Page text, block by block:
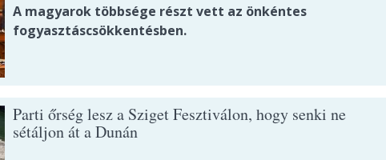
A magyarok többsége részt vett az önkéntes
fogyasztáscsökkentésben.
Parti őrség lesz a Sziget Fesztiválon, hogy senki ne
sétáljon át a Dunán